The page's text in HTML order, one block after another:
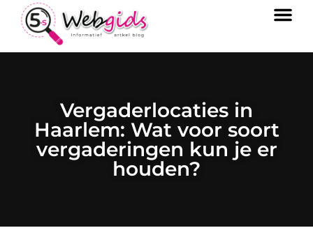
Vergaderlocaties in
Haarlem: Wat voor soort
vergaderingen kun je er
houden?